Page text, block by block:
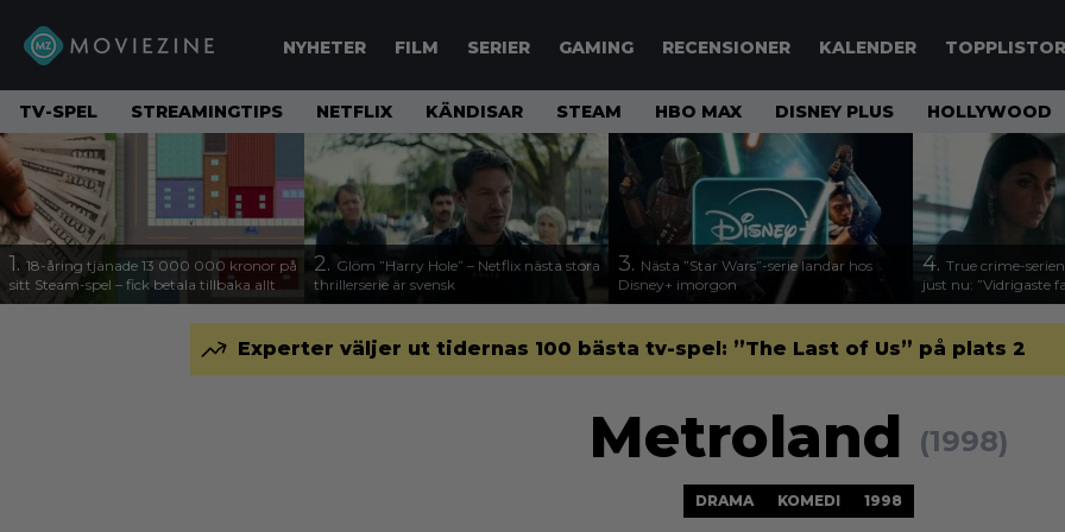
NYHETER FILM SERIER GAMING RECENSIONER KALENDER TOPPLISTOR
TV-SPEL STREAMINGTIPS NETFLIX KÄNDISAR STEAM HBO MAX DISNEY PLUS HOLLYWOOD
1. 18-åring tjänade 13 000 000 kronor på
sitt Steam-spel – fick betala tillbaka allt
2. Glöm ”Harry Hole” – Netflix nästa stora
thrillerserie är svensk
3. Nästa ”Star Wars”-serie landar hos
Disney+ imorgon
4. True crime-
just nu: ”Vidrigaste
Experter väljer ut tidernas 100 bästa tv-spel: ”The Last of Us” på plats 2
Metroland (1998)
DRAMA KOMEDI 1998